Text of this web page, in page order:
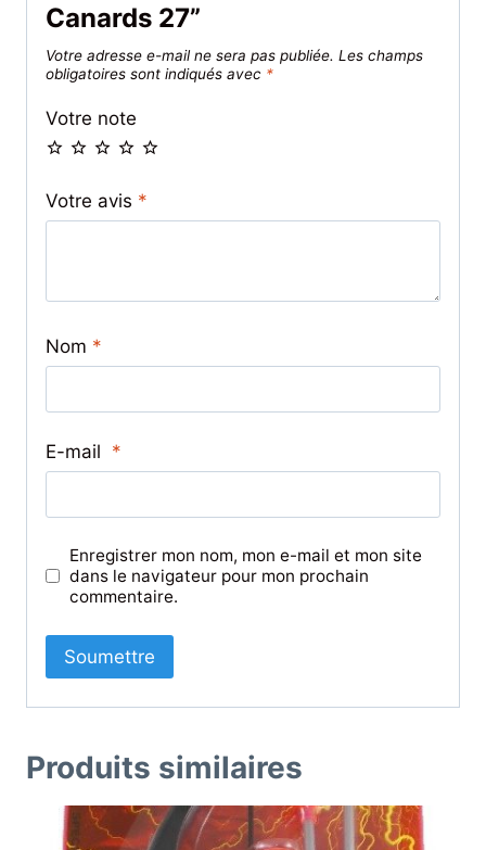
Canards 27”
Votre adresse e-mail ne sera pas publiée. Les champs
obligatoires sont indiqués avec *
Votre note
Votre avis *
Nom *
E-mail *
Enregistrer mon nom, mon e-mail et mon site
dans le navigateur pour mon prochain
commentaire.
Produits similaires